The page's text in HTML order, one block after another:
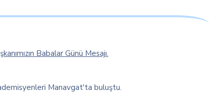
Babalar Günü Mesajı.
Manavgat'ta buluştu.